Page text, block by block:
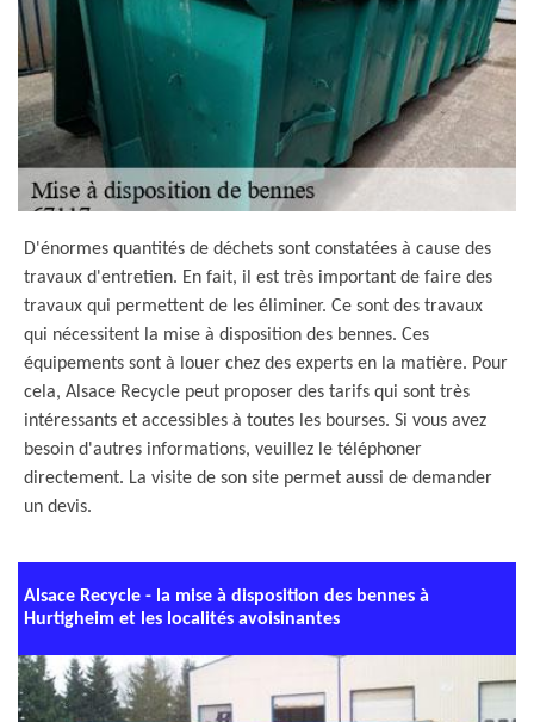
D'énormes quantités de déchets sont constatées à cause des
travaux d'entretien. En fait, il est très important de faire des
travaux qui permettent de les éliminer. Ce sont des travaux
qui nécessitent la mise à disposition des bennes. Ces
équipements sont à louer chez des experts en la matière. Pour
cela, Alsace Recycle peut proposer des tarifs qui sont très
intéressants et accessibles à toutes les bourses. Si vous avez
besoin d'autres informations, veuillez le téléphoner
directement. La visite de son site permet aussi de demander
un devis.
Alsace Recycle - la mise à disposition des bennes à
Hurtigheim et les localités avoisinantes